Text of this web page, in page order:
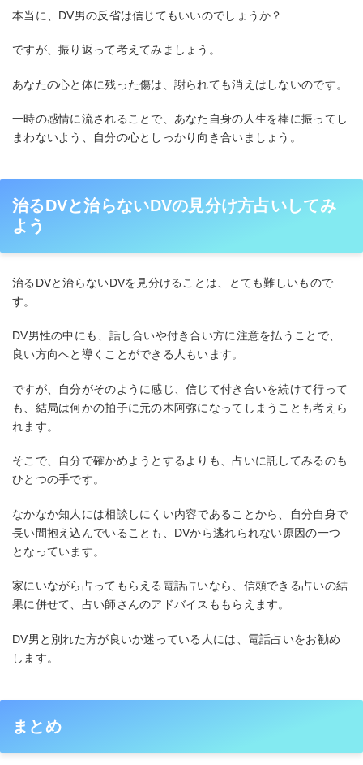
本当に、DV男の反省は信じてもいいのでしょうか？
ですが、振り返って考えてみましょう。
あなたの心と体に残った傷は、謝られても消えはしないのです。
一時の感情に流されることで、あなた自身の人生を棒に振ってし
まわないよう、自分の心としっかり向き合いましょう。
治るDVと治らないDVの見分け方占いしてみ
よう
治るDVと治らないDVを見分けることは、とても難しいもので
す。
DV男性の中にも、話し合いや付き合い方に注意を払うことで、
良い方向へと導くことができる人もいます。
ですが、自分がそのように感じ、信じて付き合いを続けて行って
も、結局は何かの拍子に元の木阿弥になってしまうことも考えら
れます。
そこで、自分で確かめようとするよりも、占いに託してみるのも
ひとつの手です。
なかなか知人には相談しにくい内容であることから、自分自身で
長い間抱え込んでいることも、DVから逃れられない原因の一つ
となっています。
家にいながら占ってもらえる電話占いなら、信頼できる占いの結
果に併せて、占い師さんのアドバイスももらえます。
DV男と別れた方が良いか迷っている人には、電話占いをお勧め
します。
まとめ